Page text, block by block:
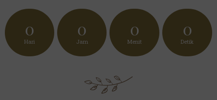
0
Hari
0
Jam
0
Menit
0
Detik